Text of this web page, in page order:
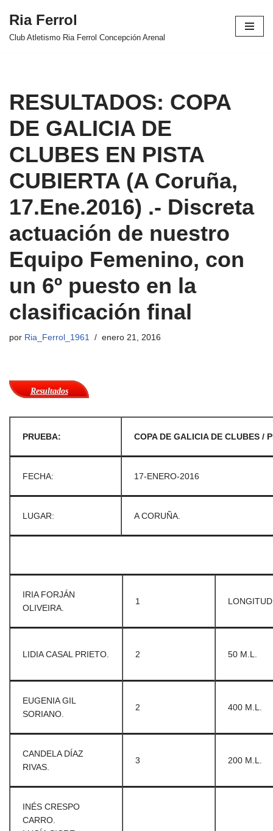
Saltar
Ria Ferrol
Club Atletismo Ria Ferrol Concepción Arenal
RESULTADOS: COPA
DE GALICIA DE
CLUBES EN PISTA
CUBIERTA (A Coruña,
17.Ene.2016) .- Discreta
actuación de nuestro
Equipo Femenino, con
un 6º puesto en la
clasificación final
por Ria_Ferrol_1961 enero 21, 2016
Resultados
PRUEBA: COPA DE GALICIA DE CLUBES /
FECHA: 17-ENERO-2016
LUGAR: A CORUÑA.
IRIA FORJÁN
OLIVEIRA.
1 LONGITUD
LIDIA CASAL PRIETO. 2 50 M.L.
EUGENIA GIL
SORIANO.
2 400 M.L.
CANDELA DÍAZ
RIVAS.
3 200 M.L.
INÉS CRESPO
CARRO.